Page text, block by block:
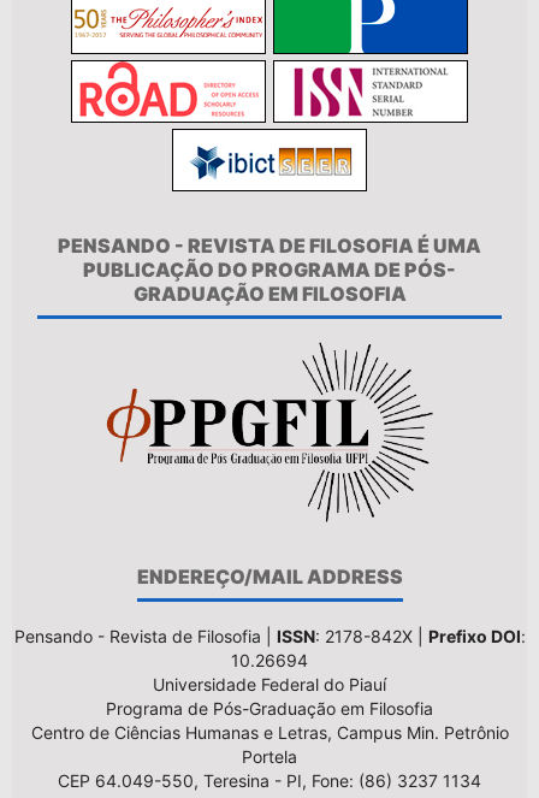
PENSANDO - REVISTA DE FILOSOFIA É UMA
PUBLICAÇÃO DO PROGRAMA DE PÓS-
GRADUAÇÃO EM FILOSOFIA
ENDEREÇO/MAIL ADDRESS
Pensando - Revista de Filosofia | ISSN: 2178-842X | Prefixo DOI:
10.26694
Universidade Federal do Piauí
Programa de Pós-Graduação em Filosofia
Centro de Ciências Humanas e Letras, Campus Min. Petrônio
Portela
CEP 64.049-550, Teresina - PI, Fone: (86) 3237 1134